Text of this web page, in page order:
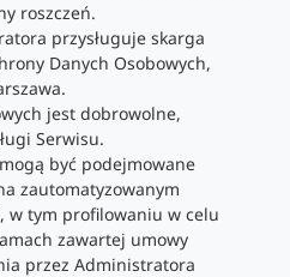
roszczeń.
przysługuje skarga
Danych Osobowych,
jest dobrowolne,
Serwisu.
być podejmowane
zautomatyzowanym
w tym profilowaniu w celu
zawartej umowy
przez Administratora